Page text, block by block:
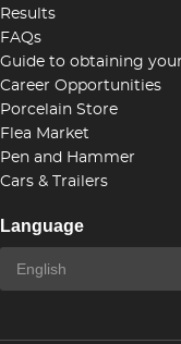
Results
FAQs
Guide to obtaining
Career Opportunities
Porcelain Store
Flea Market
Pen and Hammer
Cars & Trailers
Language